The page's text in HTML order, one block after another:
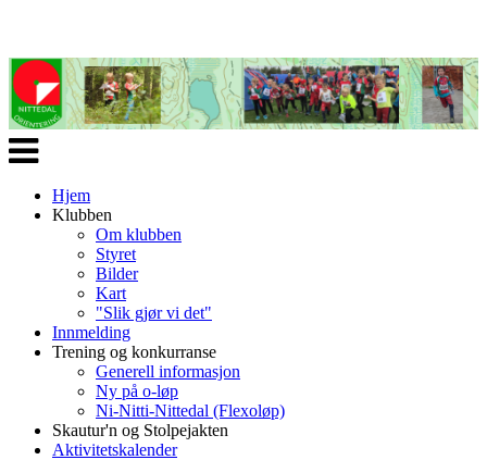
Veksle
navigasjon
Hjem
Klubben
Om klubben
Styret
Bilder
Kart
"Slik gjør vi det"
Innmelding
Trening og konkurranse
Generell informasjon
Ny på o-løp
Ni-Nitti-Nittedal (Flexoløp)
Skautur'n og Stolpejakten
Aktivitetskalender